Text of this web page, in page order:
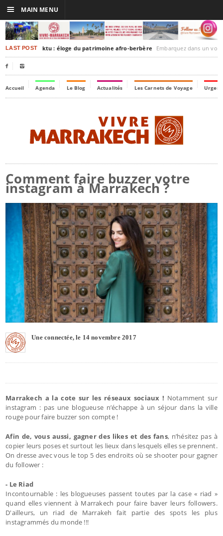
LAST POSTTimbuktu : éloge du patrimoine afro-berbère Embarquez dans un voyage culturel dans le
 
Accueil Agenda Le Blog Actualités Les Carnets de Voyage
Comment faire buzzer votre
instagram à Marrakech ?
Une connectée, le 14 novembre 2017
Marrakech a la cote sur les réseaux sociaux ! Notamment sur
instagram : pas une blogueuse n’échappe à un séjour dans la ville
rouge pour faire buzzer son compte !
Afin de, vous aussi, gagner des likes et des fans, n’hésitez pas à
copier leurs poses et surtout les lieux dans lesquels elles se prennent.
On dresse avec vous le top 5 des endroits où se shooter pour gagner
du follower :
- Le Riad
Incontournable : les blogueuses passent toutes par la case « riad »
quand elles viennent à Marrakech pour faire baver leurs followers.
D'ailleurs, un riad de Marrakeh fait partie des spots les plus
instagrammés du monde !!!
☰ MAIN MENU